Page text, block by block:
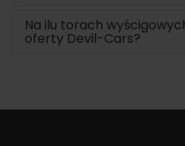
Na ilu torach
oferty Devil-Cars?